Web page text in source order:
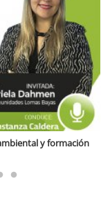
y sostenibilidad